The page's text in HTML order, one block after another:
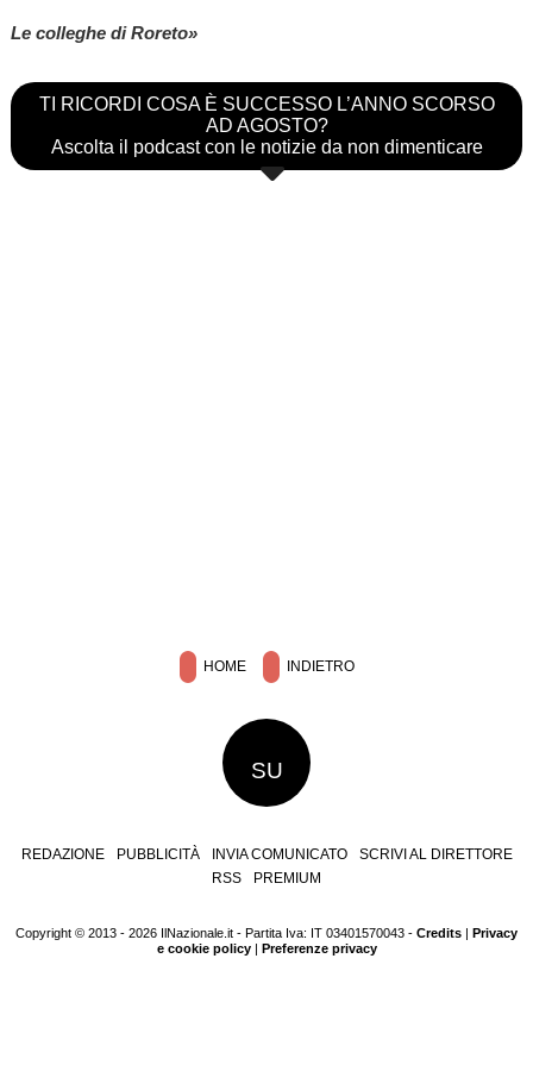
Le colleghe di Roreto»
TI RICORDI COSA È SUCCESSO L’ANNO SCORSO
AD AGOSTO?
Ascolta il podcast con le notizie da non dimenticare
HOME INDIETRO
SU
REDAZIONE PUBBLICITÀ INVIA COMUNICATO
SCRIVI AL DIRETTORE
RSS
PREMIUM
Copyright © 2013 - 2026 IlNazionale.it - Partita Iva: IT 03401570043 - Credits | Privacy
e cookie policy| Preferenze privacy